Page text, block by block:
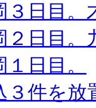
３日目。
２日目。
日目。
３件を